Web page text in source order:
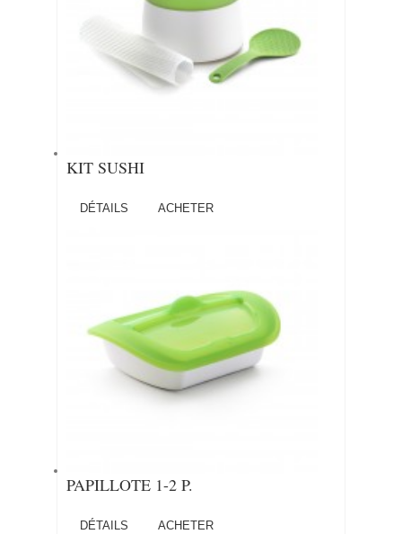
KIT SUSHI
DÉTAILS ACHETER
PAPILLOTE 1-2 P.
DÉTAILS ACHETER